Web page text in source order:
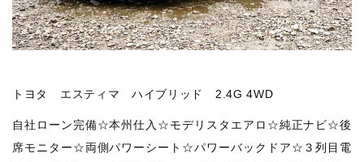
トヨタ エスティマ ハイブリッド 2.4G 4WD
自社ローン完備☆本州仕入☆モデリスタエアロ☆純正ナビ☆後
席モニター☆両側パワーシート☆パワーバックドア☆３列目電